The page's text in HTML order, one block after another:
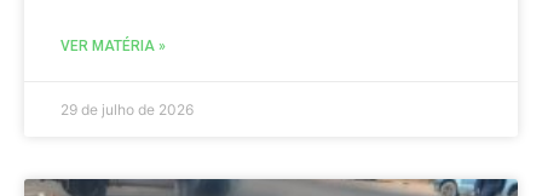
VER MATÉRIA »
29 de julho de 2026